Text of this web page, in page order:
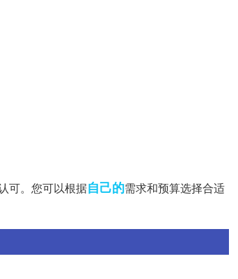
可。您可以根据自己的需求和预算选择合适